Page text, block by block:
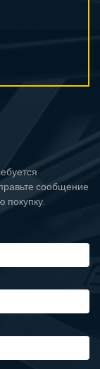
сообщение
покупку.